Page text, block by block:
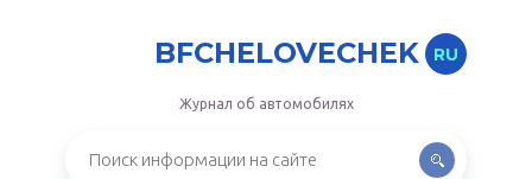
BFCHELOVECHEK RU
Журнал об автомобилях